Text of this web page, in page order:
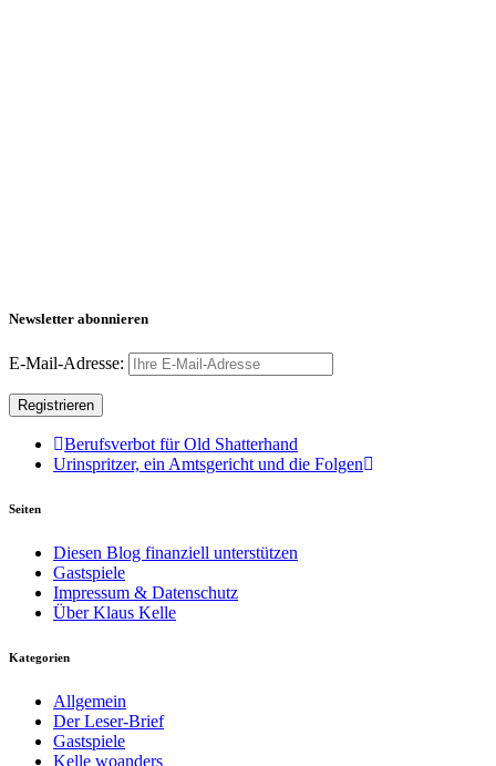
Newsletter abonnieren
E-Mail-Adresse:
Berufsverbot für Old Shatterhand
Urinspritzer, ein Amtsgericht und die Folgen
Seiten
Diesen Blog finanziell unterstützen
Gastspiele
Impressum & Datenschutz
Über Klaus Kelle
Kategorien
Allgemein
Der Leser-Brief
Gastspiele
Kelle woanders